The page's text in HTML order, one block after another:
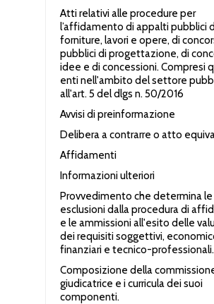
Atti relativi alle procedure per
l’affidamento di appalti pubblici
forniture, lavori e opere, di
pubblici di progettazione, di
idee e di concessioni. Compresi
enti nell'ambito del settore
all'art. 5 del dlgs n. 50/2016
Avvisi di preinformazione
Delibera a contrarre o atto
Affidamenti
Informazioni ulteriori
Provvedimento che determina le
esclusioni dalla procedura di
e le ammissioni all'esito delle
dei requisiti soggettivi,
finanziari e tecnico-professionali.
Composizione della
giudicatrice e i curricula dei suoi
componenti.